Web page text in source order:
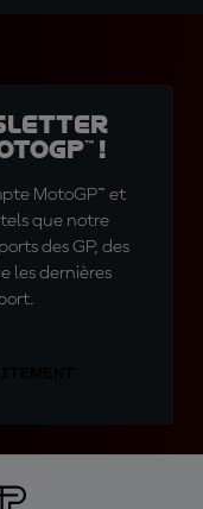
!
MotoGP™ et
que notre
des GP, des
les dernières